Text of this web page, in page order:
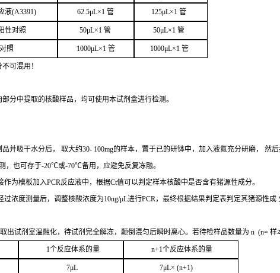
液(A3391) 62.5μL×1 管 125μL×1管
性对照 50μL×1管 50μL×1 管
照 1000μL×1 管 1000μL×1 管
不可混用！
分中提取的核酸样品，均可使用本试剂盒进行检测。
并吸干水分后， 取大约30- 100mg的样本，置于已的研钵中，加入液氮充分研磨， 然
，也可存于-20℃或-70℃备用，应避免反复冻融。
作为模板加入PCR反应液中，根据Ct值可以判定样本核酸中是否含有猪源性成分。
过浓度测量后，调整核酸浓度为10ng/μL进行PCR，最终根据结果判定表判定其猪源性成
出试剂室温融化，待试剂完全解冻，颠倒混匀后瞬时离心。若待检样品数量为 n (n= 样
1个反应体系的量 n+1个反应体系的量
7μL 7μL× (n+1)